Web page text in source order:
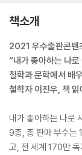
책소개
2021 우수출판콘텐
“내가 좋아하는 나
철학과 문학에서 배
철학자 이진우, 책
내가 좋아하는 나로
9종, 총 판매 부수는
고, 전 세계 170만